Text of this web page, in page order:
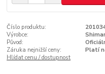
Číslo produktu:
Výrobce:
Původ:
Záruka nejnižší ceny:
Platí
Hlídat cenu / dostupnost